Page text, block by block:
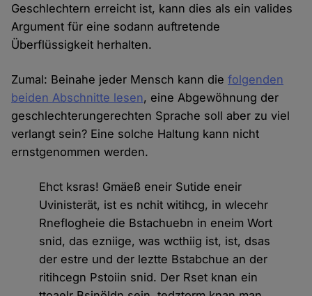
Geschlechtern erreicht ist, kann dies als ein valides
Argument für eine sodann auftretende
Überflüssigkeit herhalten.
Zumal: Beinahe jeder Mensch kann diefolgenden
beiden Abschnitte lesen, eine Abgewöhnung der
geschlechterungerechten Sprache soll aber zu viel
verlangt sein? Eine solche Haltung kann nicht
ernstgenommen werden.
Ehct ksras! Gmäeß eneir Sutide eneir
Uvinisterät, ist es nchit witihcg, in wlecehr
Rneflogheie die Bstachuebn in eneim Wort
snid, das ezniige, was wcthiig ist, ist, dsas
der estre und der leztte Bstabchue an der
ritihcegn Pstoiin snid. Der Rset knan ein